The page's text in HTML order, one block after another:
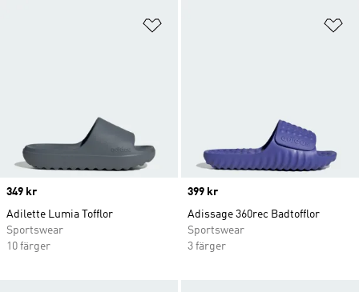
Price
349 kr
Adilette Lumia Tofflor
Sportswear
10 färger
Price
399 kr
Adissage 360rec Badtofflor
Sportswear
3 färger